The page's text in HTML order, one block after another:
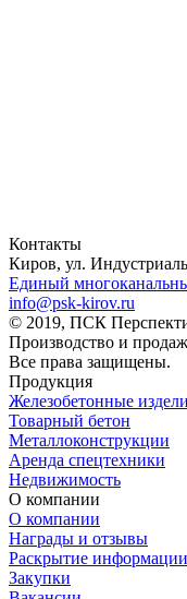
Контакты
Киров, ул.
Единый
info@psk-kirov.ru
© 2019, ПСК
Производство и
Все права защищены.
Продукция
Железобетонные
Товарный бетон
Металлоконструкции
Аренда спецтехники
Недвижимость
О компании
О компании
Награды и отзывы
Раскрытие информации
Закупки